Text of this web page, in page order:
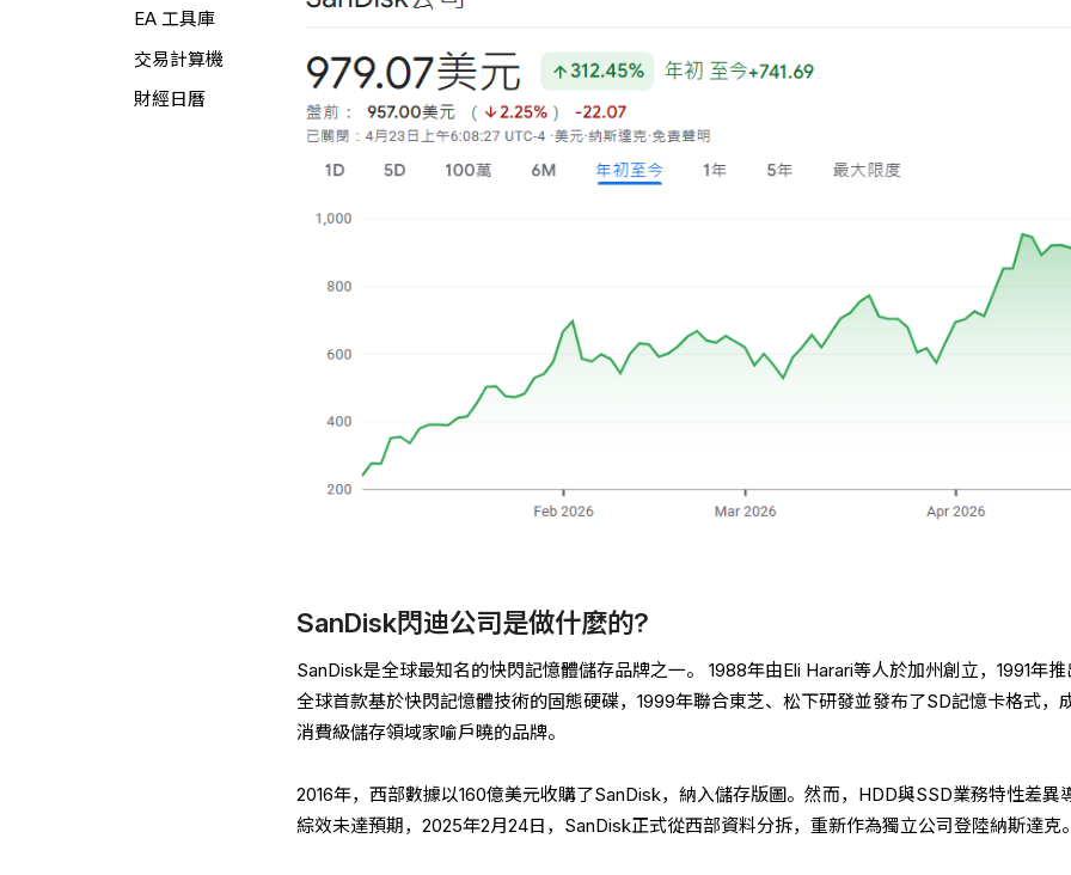
EA 工具庫
交易計算機
財經日曆
SanDisk閃迪公司是做什麼的?
SanDisk是全球最知名的快閃記憶體儲存品牌之一。 1988年由Eli Harari等人於加州創立，1991年推
全球首款基於快閃記憶體技術的固態硬碟，1999年聯合東芝、松下研發並發布了SD記憶卡格式，
消費級儲存領域家喻戶曉的品牌。
2016年，西部數據以160億美元收購了SanDisk，納入儲存版圖。然而，HDD與SSD業務特性差異
綜效未達預期，2025年2月24日，SanDisk正式從西部資料分拆，重新作為獨立公司登陸納斯達克。